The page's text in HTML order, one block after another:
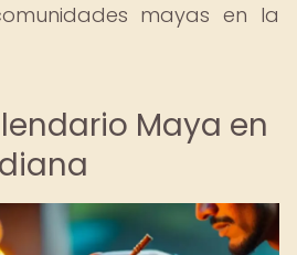
mayas en la
Maya en